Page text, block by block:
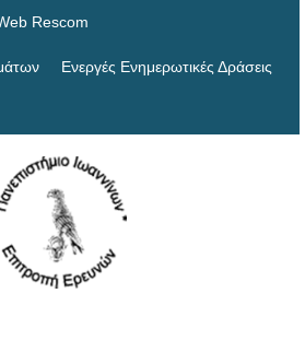
Rescom
Ενεργές Ενημερωτικές Δράσεις